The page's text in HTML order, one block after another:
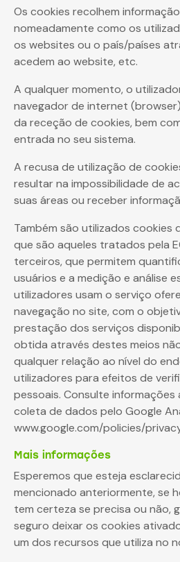
Os cookies recolhem
nomeadamente como os
os websites ou o país/países
acedem ao website, etc.
A qualquer momento, o
navegador de internet
da receção de cookies, bem
entrada no seu sistema.
A recusa de utilização de
resultar na impossibilidade de
suas áreas ou receber
Também são utilizados cookies
que são aqueles tratados pela
terceiros, que permitem
usuários e a medição e análise
utilizadores usam o serviço
navegação no site, com o
prestação dos serviços
obtida através destes meios
qualquer relação ao nível do
utilizadores para efeitos de
pessoais. Consulte informações
coleta de dados pelo Google
www.google.com/policies/
Mais informações
Esperemos que esteja
mencionado anteriormente, se
tem certeza se precisa ou não,
seguro deixar os cookies
um dos recursos que utiliza no